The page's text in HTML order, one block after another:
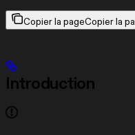
Copier la pageCopier la
Introduction